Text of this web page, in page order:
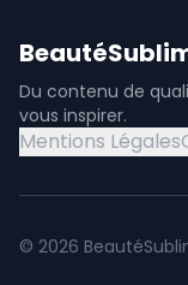
Du contenu de
vous inspirer.
Mentions Légales
© 2026